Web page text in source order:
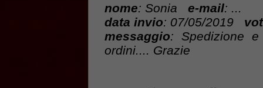
nome: Sonia e-mail: ...
data invio: 07/05/2019
messaggio: Spedizione
ordini.... Grazie